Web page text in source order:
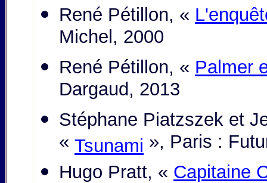
René Pétillon, «
Michel, 2000
René Pétillon, « Palmer
Dargaud, 2013
Stéphane Piatzszek et
« Tsunami », Paris :
Hugo Pratt, « Capitaine